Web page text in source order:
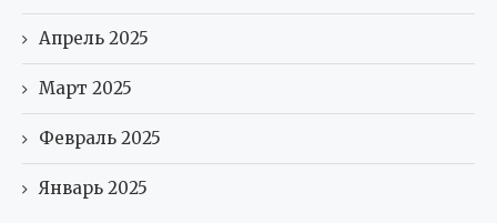
Апрель 2025
Март 2025
Февраль 2025
Январь 2025